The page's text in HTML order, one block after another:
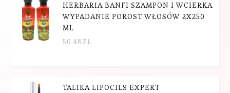
HERBARIA BANFI SZAMPON I WCIERKA
WYPADANIE POROST WŁOSÓW 2X250
ML
50.48ZŁ
TALIKA LIPOCILS EXPERT